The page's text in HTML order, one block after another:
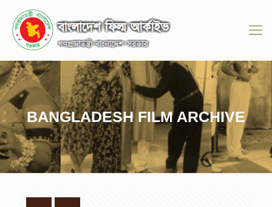
BANGLADESH FILM ARCHIVE